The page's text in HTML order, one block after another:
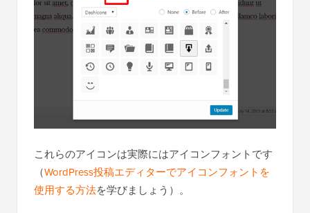
これらのアイコンは実際にはアイコンフォントです
（WordPress投稿エディターでアイコンフォントを
使用する方法を学びましょう）。